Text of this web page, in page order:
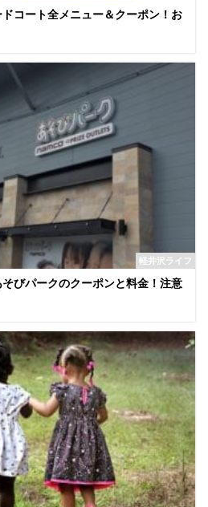
コート全メニュー＆クーポン！お
軽井沢ライフ
そびパークのクーポンと料金！注意